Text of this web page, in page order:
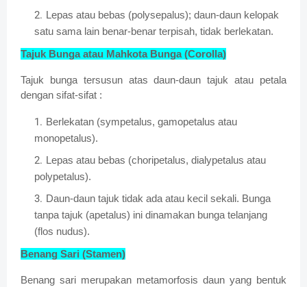
Lepas atau bebas (polysepalus); daun-daun kelopak
satu sama lain benar-benar terpisah, tidak berlekatan.
Tajuk Bunga atau Mahkota Bunga (Corolla)
Tajuk bunga tersusun atas daun-daun tajuk atau petala
dengan sifat-sifat :
Berlekatan (sympetalus, gamopetalus atau
monopetalus).
Lepas atau bebas (choripetalus, dialypetalus atau
polypetalus).
Daun-daun tajuk tidak ada atau kecil sekali. Bunga
tanpa tajuk (apetalus) ini dinamakan bunga telanjang
(flos nudus).
Benang Sari (Stamen)
Benang sari merupakan metamorfosis daun yang bentuk